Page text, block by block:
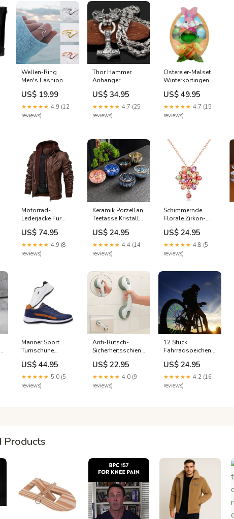
Wellen-Ring
Men's Fashion
US$ 19.99
★★★★★ 4.9 (12
reviews)
Thor Hammer
Anhänger
Halskette Fashion
voor vrouwen
US$ 34.95
★★★★★ 4.7 (25
reviews)
Ostereier-Malset
Winterkortingen
US$ 49.95
★★★★★ 4.7 (15
reviews)
Motorrad-
Lederjacke Für
Männer
Größe:Euro Größe
M
US$ 74.95
★★★★★ 4.9 (8
reviews)
Keramik Porzellan
Teetasse Kristalle-
Steine
US$ 24.95
★★★★★ 4.4 (14
reviews)
Schimmernde
Florale Zirkon-
Halskette Fashion
voor vrouwen
US$ 24.95
★★★★★ 4.8 (5
reviews)
Männer Sport
Turnschuhe
Winterkortingen
US$ 44.95
★★★★★ 5.0 (5
reviews)
Anti-Rutsch-
Sicherheitsschiene
Für Das Bad
Winterlaarzen
US$ 22.95
★★★★★ 4.0 (9
reviews)
12 Stück
Fahrradspeichen-
Reflektor
Menge:12 Stück
US$ 24.95
★★★★★ 4.2 (16
reviews)
Products